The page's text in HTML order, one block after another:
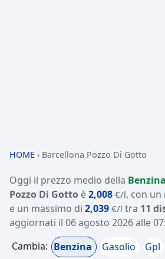
HOME › Barcellona Pozzo Di Gotto
Oggi il prezzo medio della
Pozzo Di Gotto è2,008 €/l, con
e un massimo di 2,039 €/l tra 11
aggiornati il 06 agosto 2026 alle
Cambia: Benzina Gasolio Gpl